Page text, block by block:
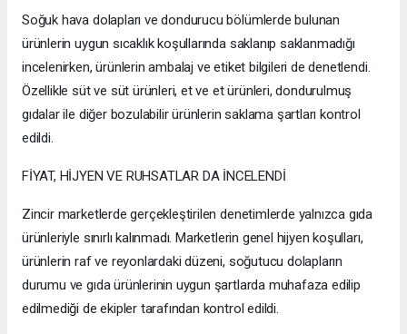
Soğuk hava dolapları ve dondurucu bölümlerde bulunan
ürünlerin uygun sıcaklık koşullarında saklanıp saklanmadığı
incelenirken, ürünlerin ambalaj ve etiket bilgileri de denetlendi.
Özellikle süt ve süt ürünleri, et ve et ürünleri, dondurulmuş
gıdalar ile diğer bozulabilir ürünlerin saklama şartları kontrol
edildi.
FİYAT, HİJYEN VE RUHSATLAR DA İNCELENDİ
Zincir marketlerde gerçekleştirilen denetimlerde yalnızca gıda
ürünleriyle sınırlı kalınmadı. Marketlerin genel hijyen koşulları,
ürünlerin raf ve reyonlardaki düzeni, soğutucu dolapların
durumu ve gıda ürünlerinin uygun şartlarda muhafaza edilip
edilmediği de ekipler tarafından kontrol edildi.